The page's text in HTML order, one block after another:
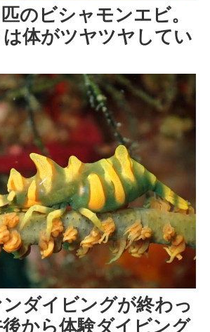
のビシャモンエビ。
体がツヤツヤしてい
ダイビングが終わっ
から体験ダイビング